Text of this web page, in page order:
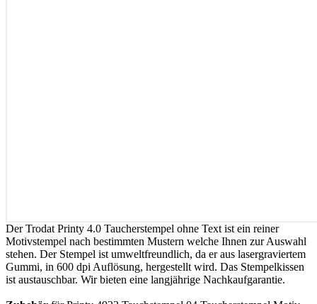
Der Trodat Printy 4.0 Taucherstempel ohne Text ist ein reiner
Motivstempel nach bestimmten Mustern welche Ihnen zur Auswahl
stehen. Der Stempel ist umweltfreundlich, da er aus lasergraviertem
Gummi, in 600 dpi Auflösung, hergestellt wird. Das Stempelkissen
ist austauschbar. Wir bieten eine langjährige Nachkaufgarantie.